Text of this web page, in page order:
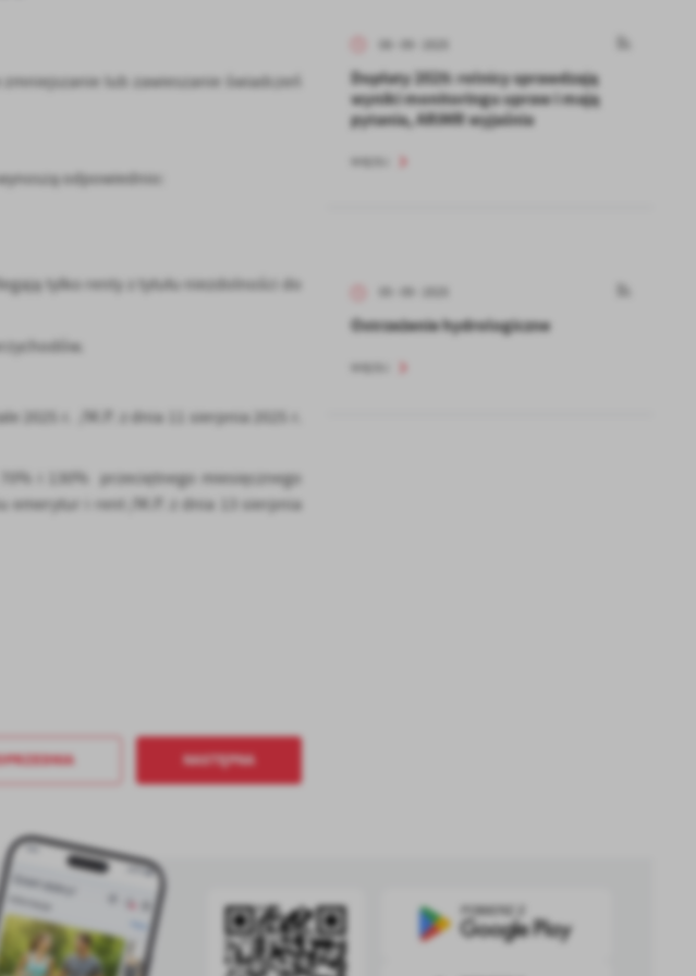
wypełniania formularzy. Dzięki plikom
czy prezentowanych treści.
komfort korzystania z funkcjonalności
preferencji. Wyrażenie
dostępność większej ilości
do Twoich potrzeb.
lub zawieszanie świadczeń
odpowiednio:
tylko renty z tytułu niezdolności do
2025 r. /M.P. z dnia 11 sierpnia 2025 r.
i 130% przeciętnego miesięcznego
emerytur i rent /M.P. z dnia 13 sierpnia
NASTĘPNA
Dopłaty 2025: rolnicy sprawdzają
wyniki monitoringu upraw i mają
pytania, ARiMR wyjaśnia
Ostrzeżenie hydrologiczne